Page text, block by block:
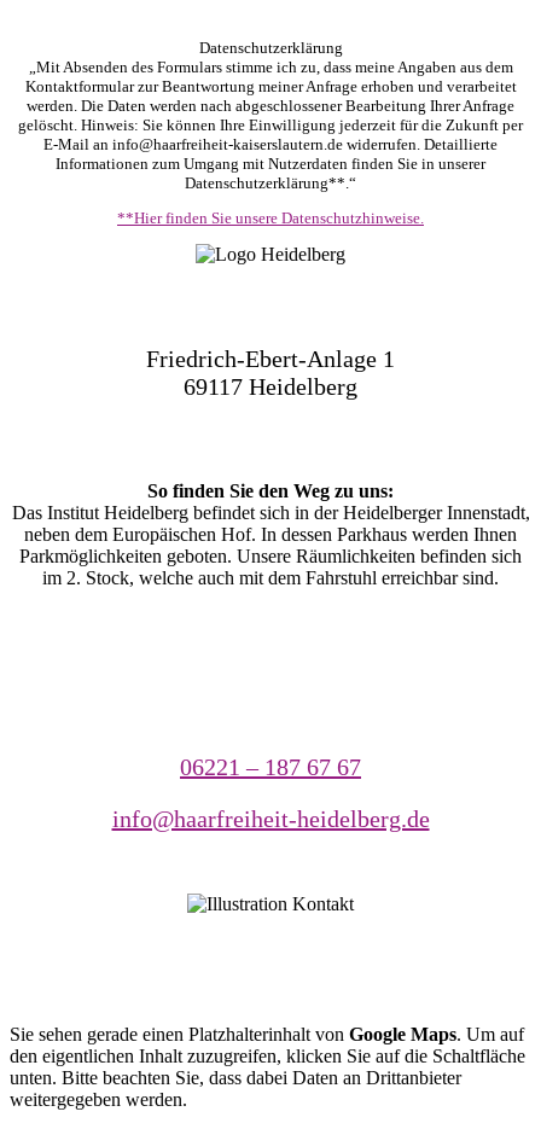
Datenschutzerklärung
„Mit Absenden des Formulars stimme ich zu, dass meine Angaben aus dem
Kontaktformular zur Beantwortung meiner Anfrage erhoben und verarbeitet
werden. Die Daten werden nach abgeschlossener Bearbeitung Ihrer Anfrage
gelöscht. Hinweis: Sie können Ihre Einwilligung jederzeit für die Zukunft per
E-Mail an info@haarfreiheit-kaiserslautern.de widerrufen. Detaillierte
Informationen zum Umgang mit Nutzerdaten finden Sie in unserer
Datenschutzerklärung**.“
**Hier finden Sie unsere Datenschutzhinweise.
Friedrich-Ebert-Anlage 1
69117 Heidelberg
So finden Sie den Weg zu uns:
Das Institut Heidelberg befindet sich in der Heidelberger Innenstadt,
neben dem Europäischen Hof. In dessen Parkhaus werden Ihnen
Parkmöglichkeiten geboten. Unsere Räumlichkeiten befinden sich
im 2. Stock, welche auch mit dem Fahrstuhl erreichbar sind.
06221 – 187 67 67
info@haarfreiheit-heidelberg.de
Sie sehen gerade einen Platzhalterinhalt von Google Maps. Um auf
den eigentlichen Inhalt zuzugreifen, klicken Sie auf die Schaltfläche
unten. Bitte beachten Sie, dass dabei Daten an Drittanbieter
weitergegeben werden.